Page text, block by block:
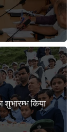
शुभारम्भ किया